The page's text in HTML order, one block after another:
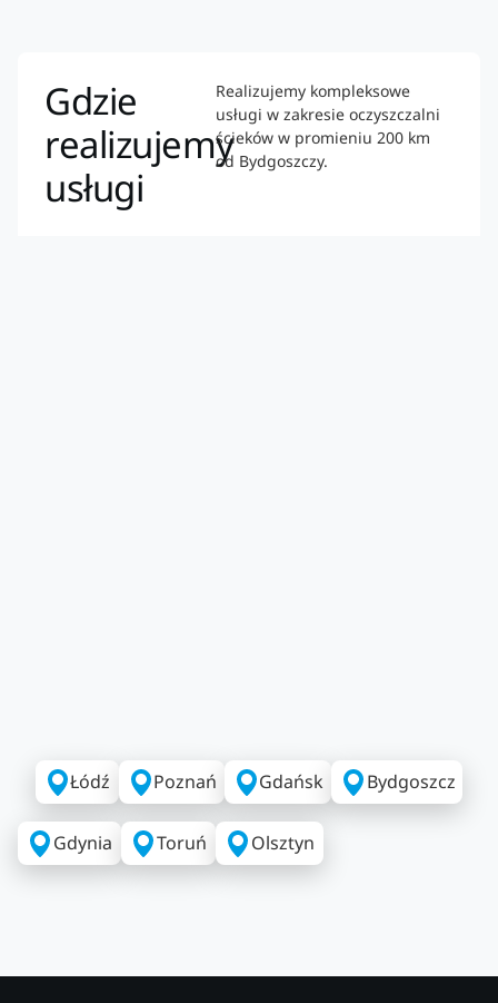
Gdzie
realizujemy
usługi
Realizujemy kompleksowe
usługi w zakresie oczyszczalni
ścieków w promieniu 200 km
od Bydgoszczy.
Łódź Poznań Gdańsk Bydgoszcz
Gdynia Toruń Olsztyn